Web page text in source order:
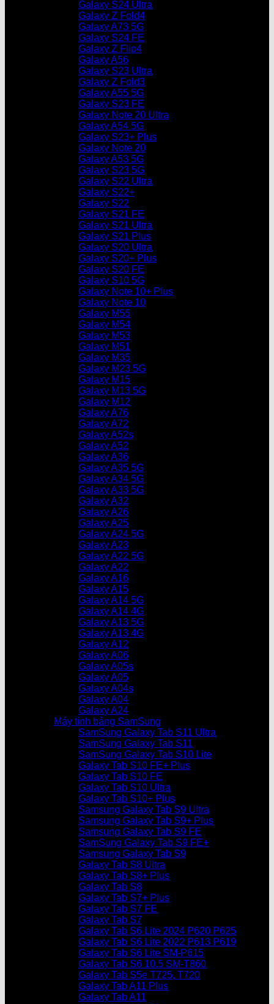
Galaxy S24 Ultra
Galaxy Z Fold4
Galaxy A73 5G
Galaxy S24 FE
Galaxy Z Flip4
Galaxy A56
Galaxy S23 Ultra
Galaxy Z Fold3
Galaxy A55 5G
Galaxy S23 FE
Galaxy Note 20 Ultra
Galaxy A54 5G
Galaxy S23+ Plus
Galaxy Note 20
Galaxy A53 5G
Galaxy S23 5G
Galaxy S22 Ultra
Galaxy S22+
Galaxy S22
Galaxy S21 FE
Galaxy S21 Ultra
Galaxy S21 Plus
Galaxy S20 Ultra
Galaxy S20+ Plus
Galaxy S20 FE
Galaxy S10 5G
Galaxy Note 10+ Plus
Galaxy Note 10
Galaxy M55
Galaxy M54
Galaxy M53
Galaxy M51
Galaxy M35
Galaxy M23 5G
Galaxy M15
Galaxy M13 5G
Galaxy M12
Galaxy A76
Galaxy A72
Galaxy A52s
Galaxy A52
Galaxy A36
Galaxy A35 5G
Galaxy A34 5G
Galaxy A33 5G
Galaxy A32
Galaxy A26
Galaxy A25
Galaxy A24 5G
Galaxy A23
Galaxy A22 5G
Galaxy A22
Galaxy A16
Galaxy A15
Galaxy A14 5G
Galaxy A14 4G
Galaxy A13 5G
Galaxy A13 4G
Galaxy A12
Galaxy A06
Galaxy A05s
Galaxy A05
Galaxy A04s
Galaxy A04
Galaxy A24
Máy tính bảng SamSung
SamSung Galaxy Tab S11 Ultra
SamSung Galaxy Tab S11
SamSung Galaxy Tab S10 Lite
Galaxy Tab S10 FE+ Plus
Galaxy Tab S10 FE
Galaxy Tab S10 Ultra
Galaxy Tab S10+ Plus
Samsung Galaxy Tab S9 Ultra
Samsung Galaxy Tab S9+ Plus
Samsung Galaxy Tab S9 FE
SamSung Galaxy Tab S9 FE+
Samsung Galaxy Tab S9
Galaxy Tab S8 Ultra
Galaxy Tab S8+ Plus
Galaxy Tab S8
Galaxy Tab S7+ Plus
Galaxy Tab S7 FE
Galaxy Tab S7
Galaxy Tab S6 Lite 2024 P620 P625
Galaxy Tab S6 Lite 2022 P613 P619
Galaxy Tab S6 Lite SM-P615
Galaxy Tab S6 10.5 SM-T860
Galaxy Tab S5e T725, T720
Galaxy Tab A11 Plus
Galaxy Tab A11